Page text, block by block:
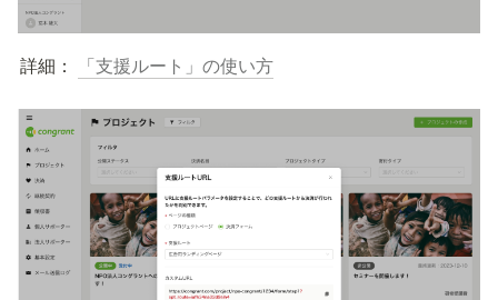
詳細： 「支援ルート」の使い方